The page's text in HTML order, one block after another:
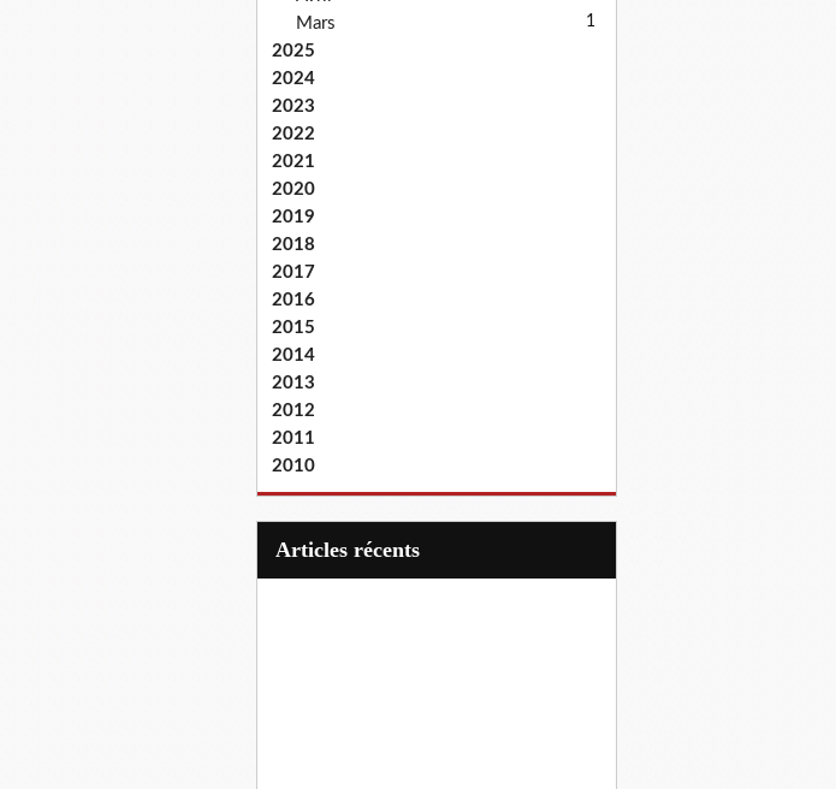
Mars 1
2025
2024
2023
2022
2021
2020
2019
2018
2017
2016
2015
2014
2013
2012
2011
2010
articles récents